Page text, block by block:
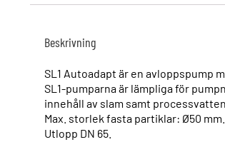
Beskrivning
SL1 Autoadapt är en avloppspump
SL1-pumparna är lämpliga för
innehåll av slam samt
Max. storlek fasta partiklar: Ø50 mm.
Utlopp DN 65.